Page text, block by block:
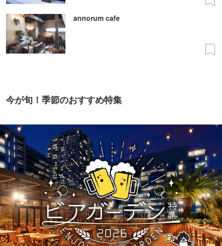
annorum cafe
今が旬！季節のおすすめ特集